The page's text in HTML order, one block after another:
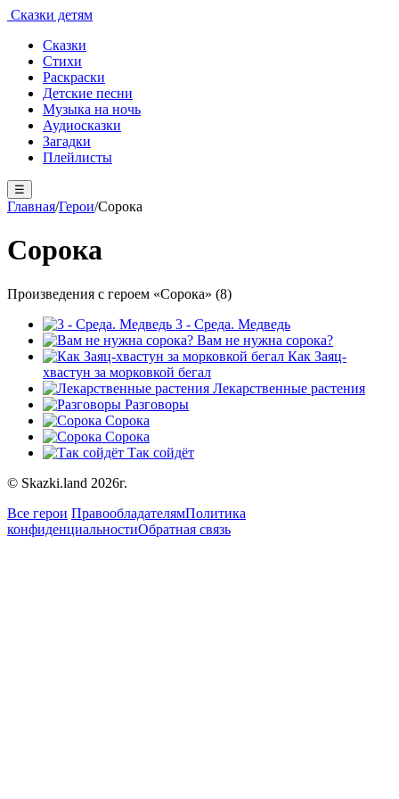
Сказки детям
Сказки
Стихи
Раскраски
Детские песни
Музыка на ночь
Аудиосказки
Загадки
Плейлисты
☰
Главная/Герои/Сорока
Сорока
Произведения с героем «Сорока» (8)
3 - Среда. Медведь
Вам не нужна сорока?
Как Заяц-
хвастун за морковкой бегал
Лекарственные растения
Разговоры
Сорока
Сорока
Так сойдёт
© Skazki.land 2026г.
Все герои ПравообладателямПолитика
конфиденциальностиОбратная связь